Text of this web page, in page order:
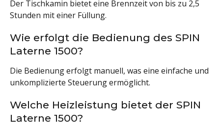
Der Tischkamin bietet eine Brennzeit von bis zu 2,5
Stunden mit einer Füllung.
Wie erfolgt die Bedienung des SPIN
Laterne 1500?
Die Bedienung erfolgt manuell, was eine einfache und
unkomplizierte Steuerung ermöglicht.
Welche Heizleistung bietet der SPIN
Laterne 1500?